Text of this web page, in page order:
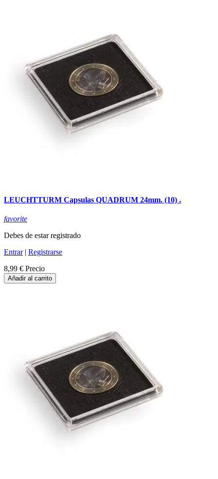
LEUCHTTURM Capsulas QUADRUM 24mm. (10) .
favorite
Debes de estar registrado
Entrar| Registrarse
8,99 € Precio
Añadir al carrito